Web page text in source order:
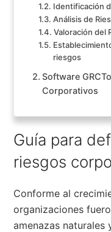
Identificación
Análisis de
Valoración del
riesgos
Software
Corporativos
Guía para
riesgos
Conforme al
organizaciones
amenazas naturales